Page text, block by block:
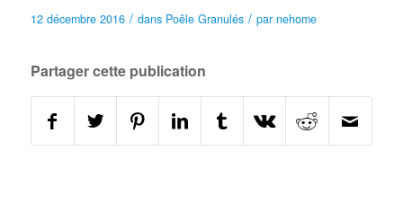
12 décembre 2016 / dans Poêle Granulés / par nehome
Partager cette publication